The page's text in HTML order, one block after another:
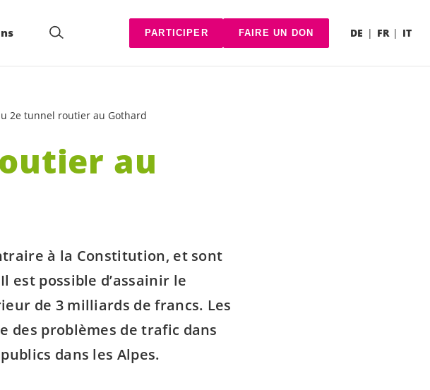
PARTICIPER FAIRE UN DON DE FR IT
2e tunnel routier au Gothard
au
à la Constitution, et sont
est possible d’assainir le
de 3 milliards de francs. Les
des problèmes de trafic dans
dans les Alpes.